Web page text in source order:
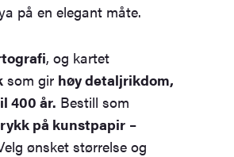
på en elegant måte.
, og kartet
som gir høy detaljrikdom,
400 år. Bestill som
på kunstpapir–
ønsket størrelse og